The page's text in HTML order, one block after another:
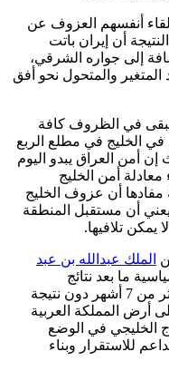
2004 قرروا من تلقاء أنفسهم العزوف عن
أن إيران باتت
إلى جواره الشرقي،
المتغير والمتحول نحو أفق
في الظروف كافة
في الخليج في مطلع الربع
أمن العراق يبدو اليوم
معادلة أمن الخليج
مفادها أن عزوف الخليج
أن مستقبل المنطقة
يمكن تلافيها.
الملك عبدالله بن عبد
السياسية ما بعد نتائج
الانتخابات واستمرار هذه القوى لمدة أكثر من 7 أشهر دون نتيجة
أرض المملكة العربية
الخليجي في الوضع
للاستقرار وبناء